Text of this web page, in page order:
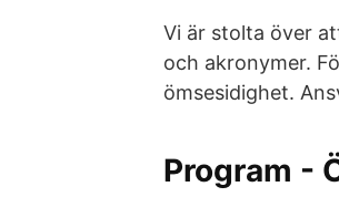
Vi är stolta över
och akronymer.
ömsesidighet.
Program -